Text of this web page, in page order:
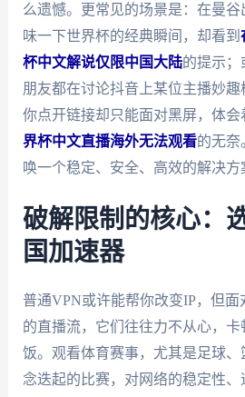
么遗憾。更常见的场景是：在曼谷
味一下世界杯的经典瞬间，却看到
杯中文解说仅限中国大陆的提示；
朋友都在讨论抖音上某位主播妙
你点开链接却只能面对黑屏，体会
界杯中文直播海外无法观看的无奈
唤一个稳定、安全、高效的解决方
破解限制的核心：
国加速器
普通VPN或许能帮你改变IP，但
的直播流，它们往往力不从心，
饭。观看体育赛事，尤其是足球
念迭起的比赛，对网络的稳定性